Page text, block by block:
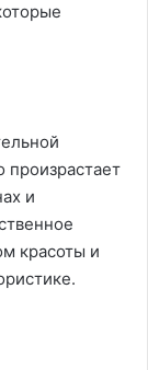
и
красоты и